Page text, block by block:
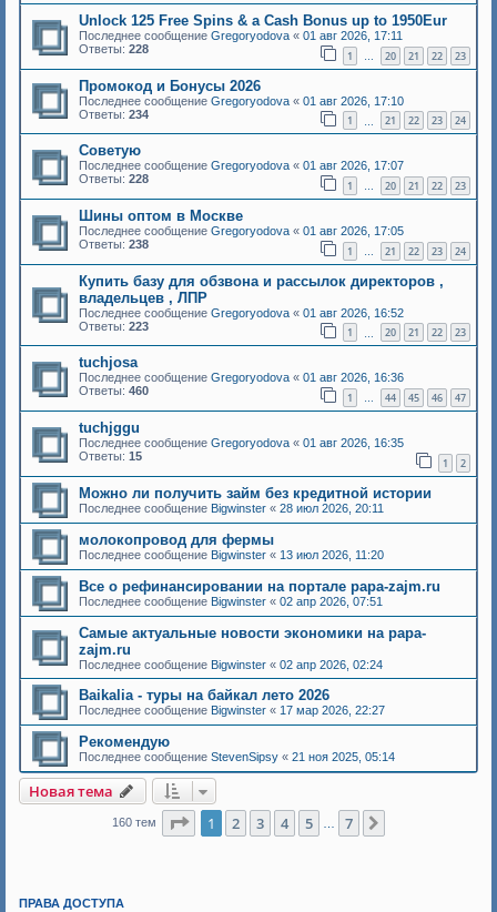
Unlосk 125 Frее Sріns & a Саsh Воnus up to 1950Еur
Последнее сообщение Gregoryodova « 01 авг 2026, 17:11
Ответы: 228 1 … 20 21 22 23
Промокод и Бонусы 2026
Последнее сообщение Gregoryodova « 01 авг 2026, 17:10
Ответы: 234 1 21 22 23 24
Советую
Последнее сообщение Gregoryodova « 01 авг 2026, 17:07
Ответы: 228 1 … 20 21 22 23
Шины оптом в Москве
Последнее сообщение Gregoryodova « 01 авг 2026, 17:05
Ответы: 238 1 … 21 22 23 24
Купить базу для обзвона и рассылок директоров ,
владельцев , ЛПР
Последнее сообщение Gregoryodova « 01 авг 2026, 16:52
Ответы: 223 1 20 21 22 23
tuchjosa
Последнее сообщение Gregoryodova « 01 авг 2026, 16:36
Ответы: 460 1 … 44 45 46 47
tuchjggu
Последнее сообщение Gregoryodova « 01 авг 2026, 16:35
Ответы: 15 1 2
Можно ли получить займ без кредитной истории
Последнее сообщение Bigwinster « 28 июл 2026, 20:11
молокопровод для фермы
Последнее сообщение Bigwinster « 13 июл 2026, 11:20
Все о рефинансировании на портале papa-zajm.ru
Последнее сообщение Bigwinster « 02 апр 2026, 07:51
Самые актуальные новости экономики на papa-
zajm.ru
Последнее сообщение Bigwinster « 02 апр 2026, 02:24
Baikalia - туры на байкал лето 2026
Последнее сообщение Bigwinster « 17 мар 2026, 22:27
Рекомендую
Последнее сообщение StevenSipsy « 21 ноя 2025, 05:14
Новая тема
160 тем Страница из
1 2 3 4 5 7
ПРАВА ДОСТУПА